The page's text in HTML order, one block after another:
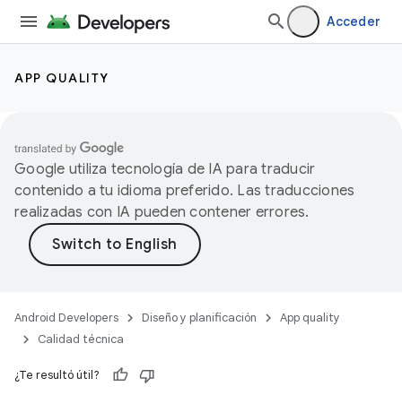
Acceder
APP QUALITY
Google utiliza tecnología de IA para traducir
contenido a tu idioma preferido. Las traducciones
realizadas con IA pueden contener errores.
Android Developers Diseño y planificación
App quality
Calidad técnica
¿Te resultó útil?